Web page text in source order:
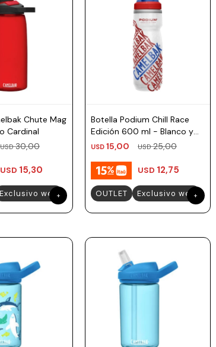
Chute Mag
Cardinal
USD 30,00
USD 15,30
Exclusivo web
Botella Podium Chill Race
Edición 600 ml - Blanco y
Rojo
USD 15,00 USD 25,00
USD 12,75
OUTLET Exclusivo web